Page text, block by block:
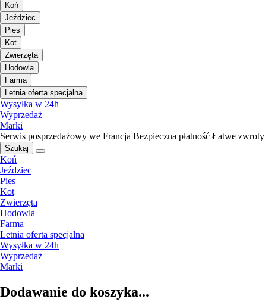
Koń
Jeździec
Pies
Kot
Zwierzęta
Hodowla
Farma
Letnia oferta specjalna
Wysyłka w 24h
Wyprzedaż
Marki
Serwis posprzedażowy we Francja Bezpieczna płatność Łatwe zwroty
Szukaj
Koń
Jeździec
Pies
Kot
Zwierzęta
Hodowla
Farma
Letnia oferta specjalna
Wysyłka w 24h
Wyprzedaż
Marki
Dodawanie do koszyka...